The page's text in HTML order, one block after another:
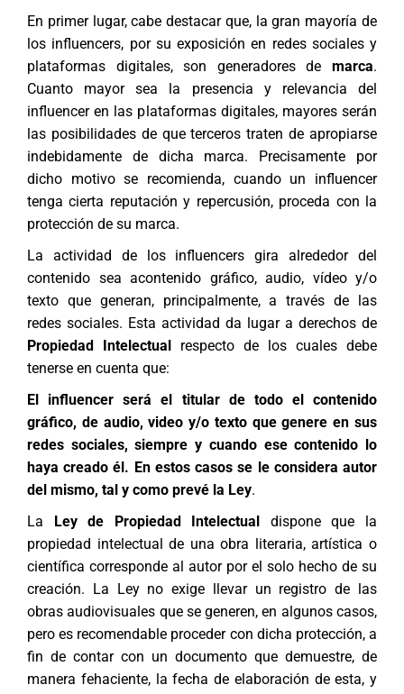
En primer lugar, cabe destacar que, la gran mayoría de
los influencers, por su exposición en redes sociales y
plataformas digitales, son generadores de marca.
Cuanto mayor sea la presencia y relevancia del
influencer en las plataformas digitales, mayores serán
las posibilidades de que terceros traten de apropiarse
indebidamente de dicha marca. Precisamente por
dicho motivo se recomienda, cuando un influencer
tenga cierta reputación y repercusión, proceda con la
protección de su marca.
La actividad de los influencers gira alrededor del
contenido sea acontenido gráfico, audio, vídeo y/o
texto que generan, principalmente, a través de las
redes sociales. Esta actividad da lugar a derechos de
Propiedad Intelectual respecto de los cuales debe
tenerse en cuenta que:
El influencer será el titular de todo el contenido
gráfico, de audio, video y/o texto que genere en sus
redes sociales, siempre y cuando ese contenido lo
haya creado él. En estos casos se le considera autor
del mismo, tal y como prevé la Ley.
La Ley de Propiedad Intelectual dispone que la
propiedad intelectual de una obra literaria, artística o
científica corresponde al autor por el solo hecho de su
creación. La Ley no exige llevar un registro de las
obras audiovisuales que se generen, en algunos casos,
pero es recomendable proceder con dicha protección, a
fin de contar con un documento que demuestre, de
manera fehaciente, la fecha de elaboración de esta, y